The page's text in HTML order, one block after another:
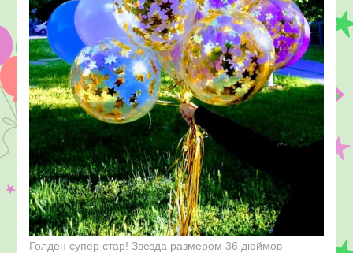
Голден супер стар! Звезда размером 36 дюймов